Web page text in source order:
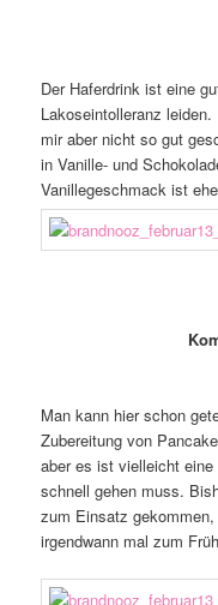
Der Haferdrink ist eine
Lakoseintolleranz
mir aber nicht so gut
in Vanille- und
Vanillegeschmack ist
Man kann hier schon
Zubereitung von
aber es ist vielleicht
schnell gehen muss.
zum Einsatz
irgendwann mal zum